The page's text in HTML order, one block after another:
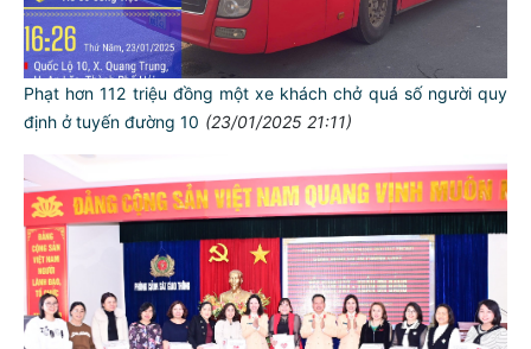
Phạt hơn 112 triệu đồng một xe khách chở quá số người quy
định ở tuyến đường 10 (23/01/2025 21:11)